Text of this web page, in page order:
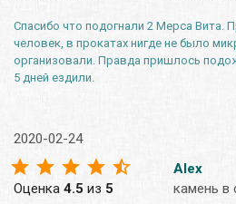
Спасибо что подогнали 2 Мерса Вита.
человек, в прокатах нигде не было
организовали. Правда пришлось
5 дней ездили.
2020-02-24
Оценка 4.5 из 5
Alex
камень в